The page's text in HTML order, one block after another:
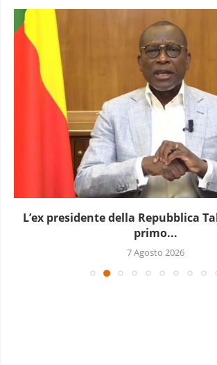
L’ex presidente della Repubblica
primo...
7 Agosto 2026